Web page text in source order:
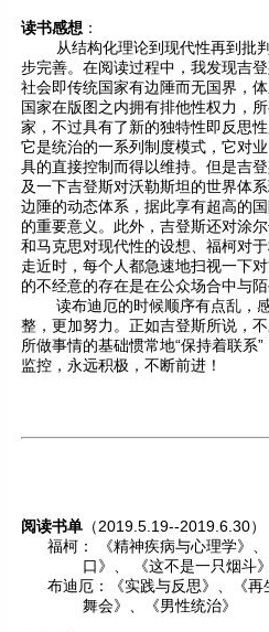
读书感想 ：
从结构化理论到现代性再到批判
步完善。在阅读过程中，我发现吉
社会即传统国家有边陲而无国界，
国家在版图之内拥有排他性权力，
家，不过具有了新的独特性即反思
它是统治的一系列制度模式，它对
具的直接控制而得以维持。但是吉
及一下吉登斯对沃勒斯坦的世界体
边陲的动态体系，据此享有超高的
的重要意义。此外，吉登斯还对涂
和马克思对现代性的设想、福柯对
走近时，每个人都急速地扫视一下
的不经意的存在是在公众场合中与
读布迪厄的时候顺序有点乱，感
整，更加努力。正如吉登斯所说，
所做事情的基础惯常地“保持着联系
监控，永远积极，不断前进！
阅读书单（2019.5.19--2019.6.30）
福柯： 《精神疾病与心理学》、
口》、 《这不是一只烟斗》
布迪厄：《实践与反思》、《再
舞会》、《男性统治》